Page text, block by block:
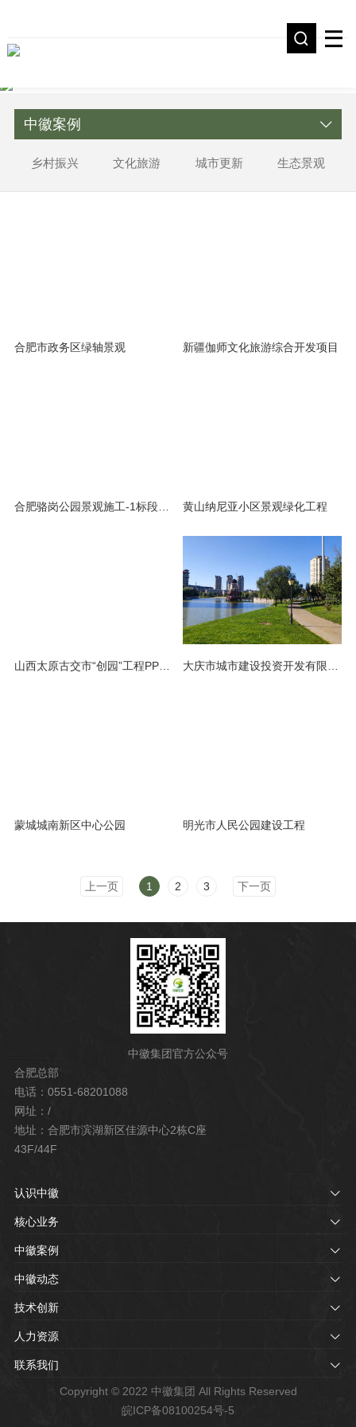
中徽案例
乡村振兴 文化旅游 城市更新 生态景观
合肥市政务区绿轴景观 新疆伽师文化旅游综合开发项目
合肥骆岗公园景观施工-1标段工程 黄山纳尼亚小区景观绿化工程
山西太原古交市“创园”工程PPP项目
蒙城城南新区中心公园 明光市人民公园建设工程
上一页 1 2 3 下一页
中徽集团官方公众号
合肥总部
电话：0551-68201088
网址：/
地址：合肥市滨湖新区佳源中心2栋C座
43F/44F
认识中徽
核心业务
中徽案例
中徽动态
技术创新
人力资源
联系我们
Copyright © 2022 中徽集团 All Rights Reserved
皖ICP备08100254号-5